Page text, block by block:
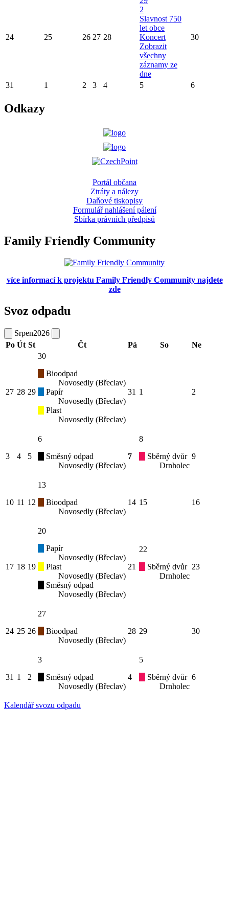
24 25 26 27 28
2
Slavnost 750
let obce
Koncert
Zobrazit
všechny
záznamy ze
dne
30
31 1 2 3 4 5 6
Odkazy
Portál občana
Ztráty a nálezy
Daňové tiskopisy
Formulář nahlášení pálení
Sbírka právních předpisů
Family Friendly Community
více informací k projektu Family Friendly Community najdete
zde
Svoz odpadu
Srpen2026
Po Út St Čt Pá So Ne
27 28 29
30
Bioodpad
Novosedly (Břeclav)
Papír
Novosedly (Břeclav)
Plast
Novosedly (Břeclav)
31 1 2
3 4 5
6
Směsný odpad
Novosedly (Břeclav)
7
8
Sběrný dvůr
Drnholec
9
10 11 12
13
Bioodpad
Novosedly (Břeclav)
14 15 16
17 18 19
20
Papír
Novosedly (Břeclav)
Plast
Novosedly (Břeclav)
Směsný odpad
Novosedly (Břeclav)
21
22
Sběrný dvůr
Drnholec
23
24 25 26
27
Bioodpad
Novosedly (Břeclav)
28 29 30
31 1 2
3
Směsný odpad
Novosedly (Břeclav)
4
5
Sběrný dvůr
Drnholec
6
Kalendář svozu odpadu